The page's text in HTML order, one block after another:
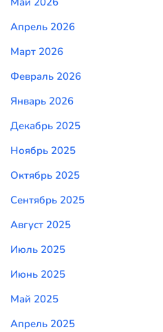
Апрель 2026
Март 2026
Февраль 2026
Январь 2026
Декабрь 2025
Ноябрь 2025
Октябрь 2025
Сентябрь 2025
Август 2025
Июль 2025
Июнь 2025
Май 2025
Апрель 2025